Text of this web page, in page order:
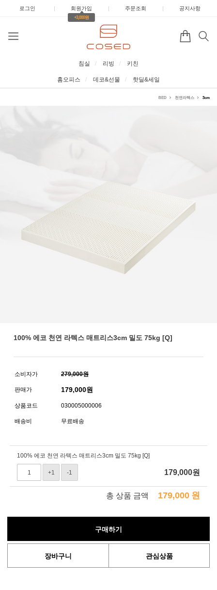
로그인 | 회원가입 |
+3,000원
주문조회 | 공지사항
침실 리빙 키친
홈오피스 데코&선물 핫딜&세일
BED 천연라텍스 3cm
100% 에코 천연 라텍스 매트리스3cm 밀도 75kg [Q]
소비자가 279,000원
판매가 179,000원
상품코드 030005000006
배송비 무료배송
100% 에코 천연 라텍스 매트리스3cm 밀도 75kg [Q]
+1 -1 179,000원
총 상품 금액 179,000 원
구매하기
장바구니 관심상품